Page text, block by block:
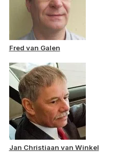
Fred van Galen
Jan Christiaan van Winkel